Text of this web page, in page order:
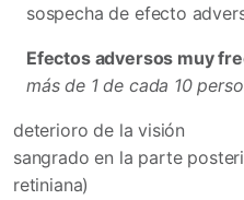
sospecha de efecto
Efectos adversos muy
más de 1 de cada 10
deterioro de la visión
sangrado en la parte
retiniana)